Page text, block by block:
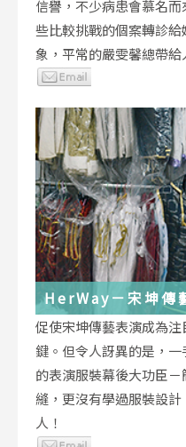
信譽，不少病患會慕名
些比較挑戰的個案轉診
象，平常的嚴雯馨總帶給
HerWay－宋坤傳
促使宋坤傳藝表演成為
鍵。但令人訝異的是，
的表演服裝幕後大功臣
縫，更沒有學過服裝設
人！